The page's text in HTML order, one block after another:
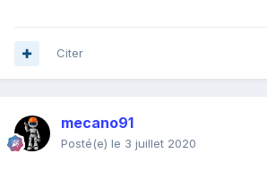
Citer
mecano91
Posté(e) le 3 juillet 2020